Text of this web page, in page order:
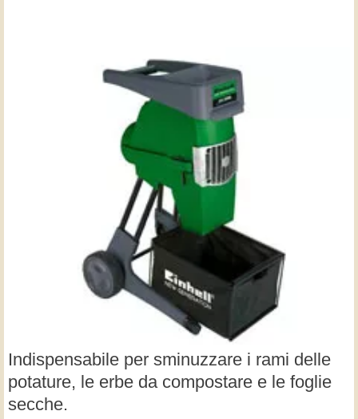
Indispensabile per sminuzzare i rami delle
potature, le erbe da compostare e le foglie
secche.